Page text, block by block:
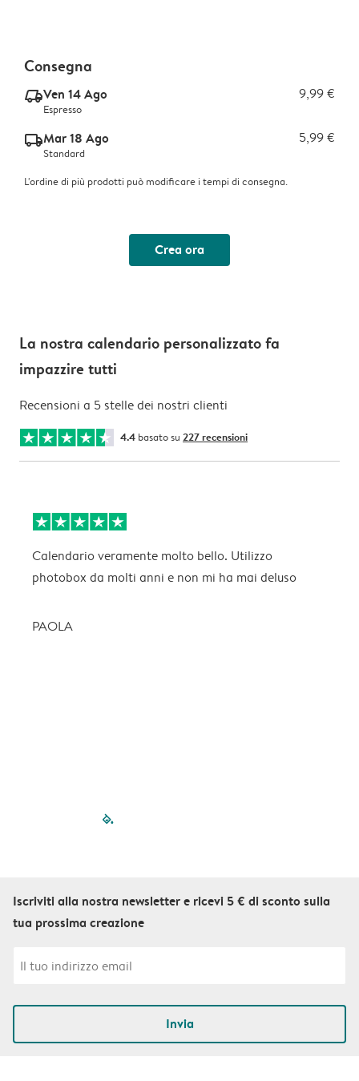
Consegna
delivery_express_v2Ven 14 Ago 9,99 €
Espresso
delivery_standard_v2Mar 18 Ago 5,99 €
Standard
L'ordine di più prodotti può modificare i tempi di consegna.
Crea ora
La nostra calendario personalizzato fa
impazzire tutti
Recensioni a 5 stelle dei nostri clienti
4.4 basato su 227 recensioni
Calendario veramente molto bello. Utilizzo
photobox da molti anni e non mi ha mai deluso
PAOLA
filled-pagination
Iscriviti alla nostra newsletter e ricevi 5 € di sconto sulla
tua prossima creazione
Invia